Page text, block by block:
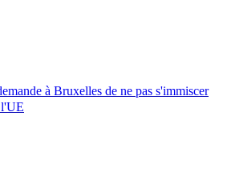
à Bruxelles de ne pas s'immiscer
l'UE